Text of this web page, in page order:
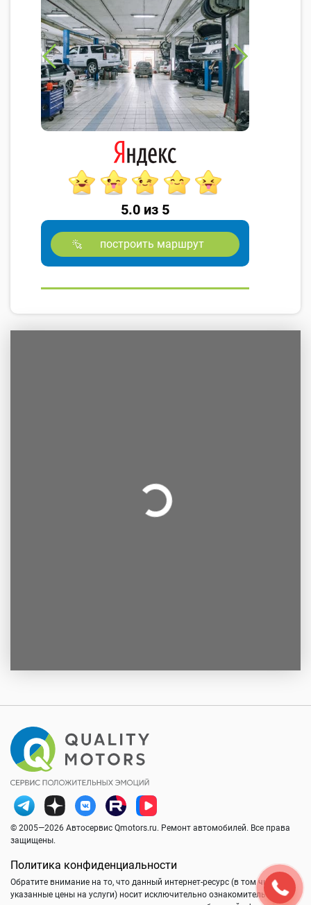
5.0 из 5
построить маршрут
© 2005—2026 Автосервис Qmotors.ru. Ремонт автомобилей. Все права
защищены.
Политика конфиденциальности
Обратите внимание на то, что данный интернет-ресурс (в том числе
указанные цены на услуги) носит исключительно ознакомительный